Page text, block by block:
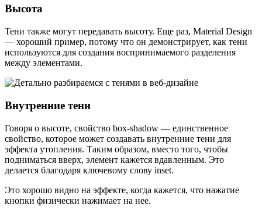
Высота
Тени также могут передавать высоту. Еще раз, Material Design
— хороший пример, потому что он демонстрирует, как тени
используются для создания воспринимаемого разделения
между элементами.
Внутренние тени
Говоря о высоте, свойство box-shadow — единственное
свойство, которое может создавать внутренние тени для
эффекта утопления. Таким образом, вместо того, чтобы
подниматься вверх, элемент кажется вдавленным. Это
делается благодаря ключевому слову inset.
Это хорошо видно на эффекте, когда кажется, что нажатие
кнопки физически нажимает на нее.